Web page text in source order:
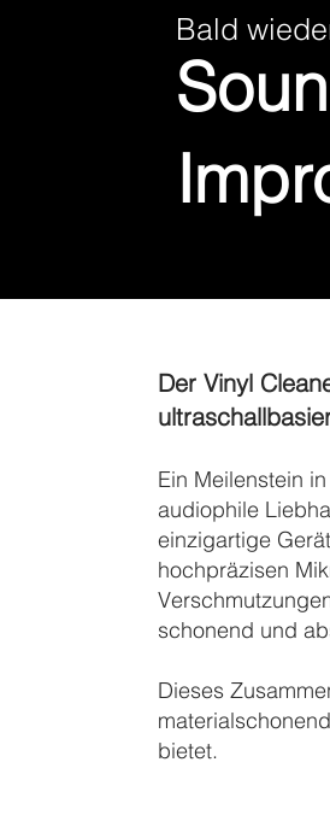
Bald
Der Vinyl
Ein Meilenstein
audiophile
einzigartige
hochpräzisen
schonend und
Dieses
bietet.